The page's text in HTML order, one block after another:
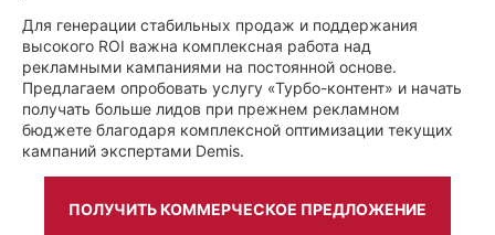
Для генерации стабильных продаж и поддержания
высокого ROI важна комплексная работа над
рекламными кампаниями на постоянной основе.
Предлагаем опробовать услугу «Турбо-контент» и начать
получать больше лидов при прежнем рекламном
бюджете благодаря комплексной оптимизации текущих
кампаний экспертами Demis.
ПОЛУЧИТЬ КОММЕРЧЕСКОЕ ПРЕДЛОЖЕНИЕ